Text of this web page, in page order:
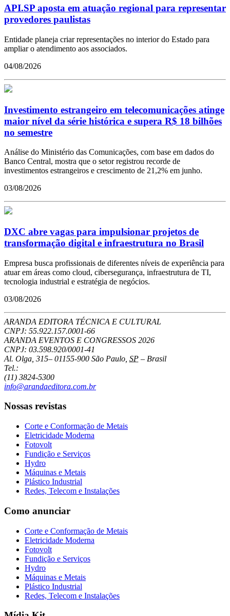
API.SP aposta em atuação regional para representar
provedores paulistas
Entidade planeja criar representações no interior do Estado para
ampliar o atendimento aos associados.
04/08/2026
Investimento estrangeiro em telecomunicações atinge
maior nível da série histórica e supera R$ 18 bilhões
no semestre
Análise do Ministério das Comunicações, com base em dados do
Banco Central, mostra que o setor registrou recorde de
investimentos estrangeiros e crescimento de 21,2% em junho.
03/08/2026
DXC abre vagas para impulsionar projetos de
transformação digital e infraestrutura no Brasil
Empresa busca profissionais de diferentes níveis de experiência para
atuar em áreas como cloud, cibersegurança, infraestrutura de TI,
tecnologia industrial e estratégia de negócios.
03/08/2026
ARANDA EDITORA TÉCNICA E CULTURAL
CNPJ: 55.922.157.0001-66
ARANDA EVENTOS E CONGRESSOS 2026
CNPJ: 03.598.920/0001-41
Al. Olga, 315– 01155-900 São Paulo SP – Brasil
Tel.:
(11) 3824-5300
info@arandaeditora.com.br
Nossas revistas
Corte e Conformação de Metais
Eletricidade Moderna
Fotovolt
Fundição e Serviços
Hydro
Máquinas e Metais
Plástico Industrial
Redes, Telecom e Instalações
Como anunciar
Corte e Conformação de Metais
Eletricidade Moderna
Fotovolt
Fundição e Serviços
Hydro
Máquinas e Metais
Plástico Industrial
Redes, Telecom e Instalações